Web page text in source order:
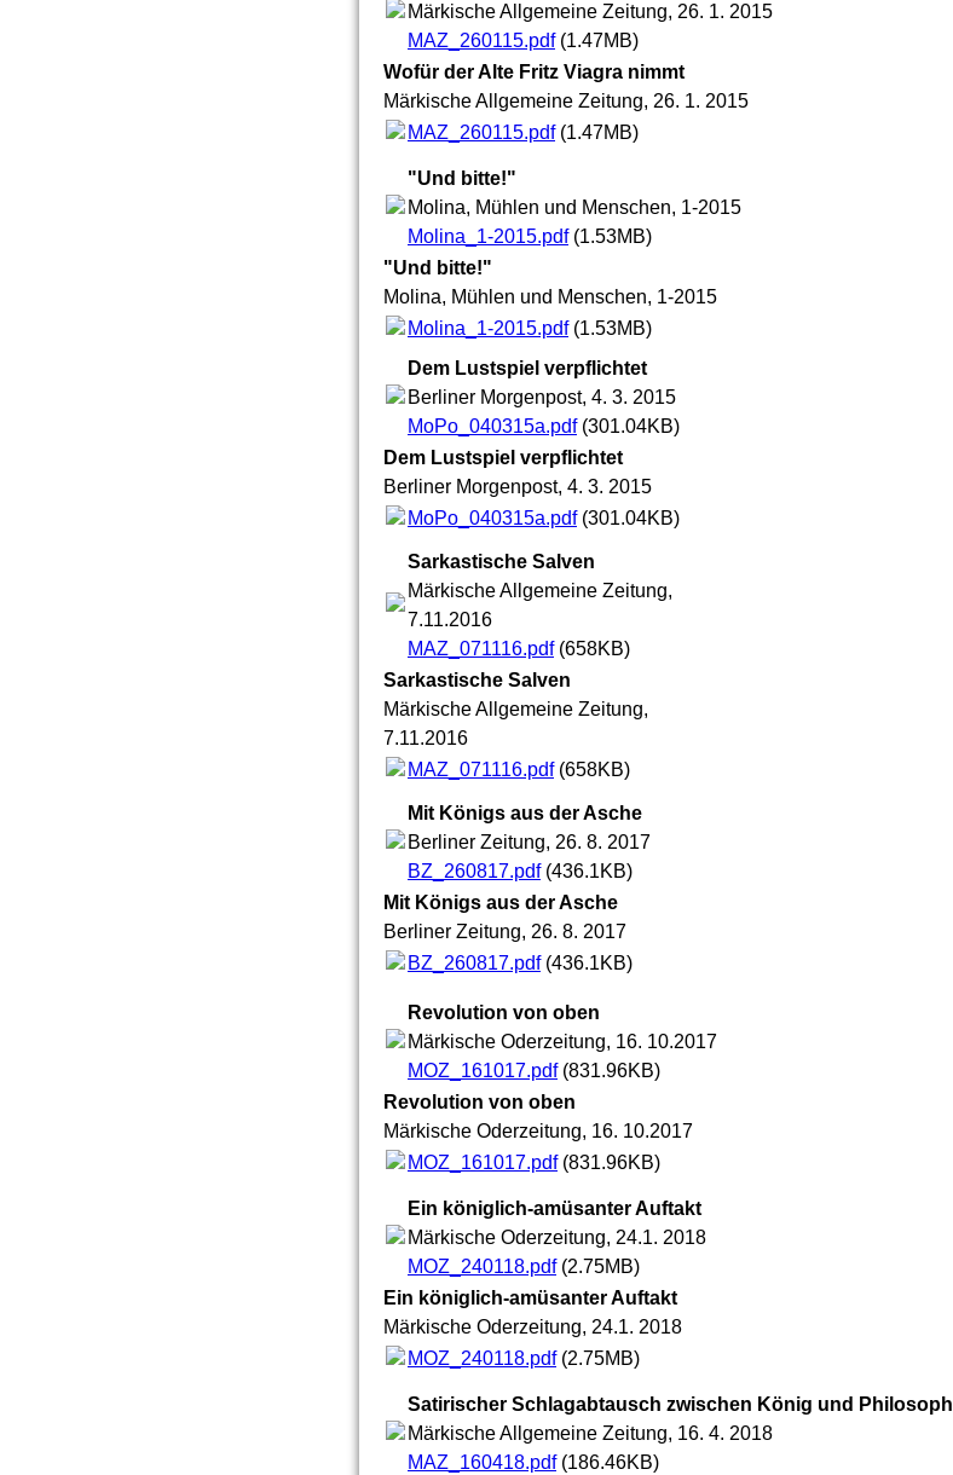
Märkische Allgemeine Zeitung, 26. 1. 2015
MAZ_260115.pdf(1.47MB)
Wofür der Alte Fritz Viagra nimmt
Märkische Allgemeine Zeitung, 26. 1. 2015
MAZ_260115.pdf(1.47MB)
"Und bitte!"
Molina, Mühlen und Menschen, 1-2015
Molina_1-2015.pdf(1.53MB)
"Und bitte!"
Molina, Mühlen und Menschen, 1-2015
Molina_1-2015.pdf(1.53MB)
Dem Lustspiel verpflichtet
Berliner Morgenpost, 4. 3. 2015
MoPo_040315a.pdf(301.04KB)
Dem Lustspiel verpflichtet
Berliner Morgenpost, 4. 3. 2015
MoPo_040315a.pdf(301.04KB)
Sarkastische Salven
Märkische Allgemeine Zeitung,
7.11.2016
MAZ_071116.pdf(658KB)
Sarkastische Salven
Märkische Allgemeine Zeitung,
7.11.2016
MAZ_071116.pdf(658KB)
Mit Königs aus der Asche
Berliner Zeitung, 26. 8. 2017
BZ_260817.pdf(436.1KB)
Mit Königs aus der Asche
Berliner Zeitung, 26. 8. 2017
BZ_260817.pdf(436.1KB)
Revolution von oben
Märkische Oderzeitung, 16. 10.2017
MOZ_161017.pdf(831.96KB)
Revolution von oben
Märkische Oderzeitung, 16. 10.2017
MOZ_161017.pdf(831.96KB)
Ein königlich-amüsanter Auftakt
Märkische Oderzeitung, 24.1. 2018
MOZ_240118.pdf(2.75MB)
Ein königlich-amüsanter Auftakt
Märkische Oderzeitung, 24.1. 2018
MOZ_240118.pdf(2.75MB)
Satirischer Schlagabtausch zwischen König und Philosoph
Märkische Allgemeine Zeitung, 16. 4. 2018
MAZ_160418.pdf(186.46KB)